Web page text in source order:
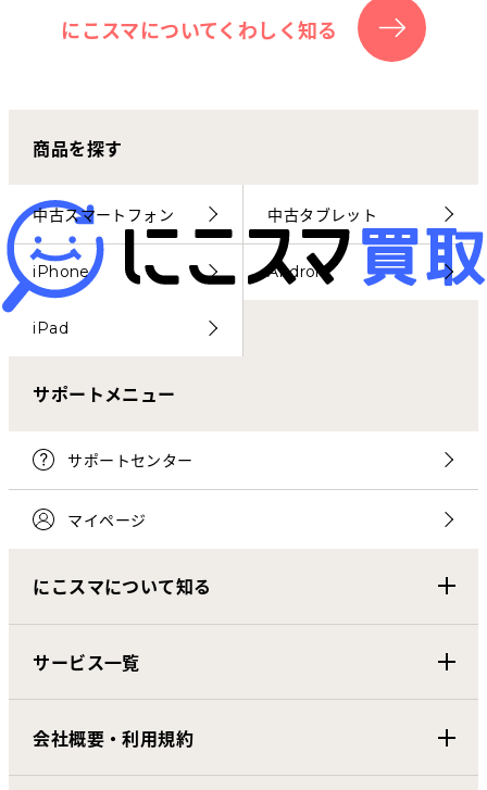
お客さまの声
にこスマ通信
マイページ
にこスマについてくわしく知る
商品を探す
中古スマートフォン 中古タブレット
iPhone Android
iPad
サポートメニュー
サポートセンター
マイページ
にこスマについて知る
サービス一覧
会社概要・利用規約